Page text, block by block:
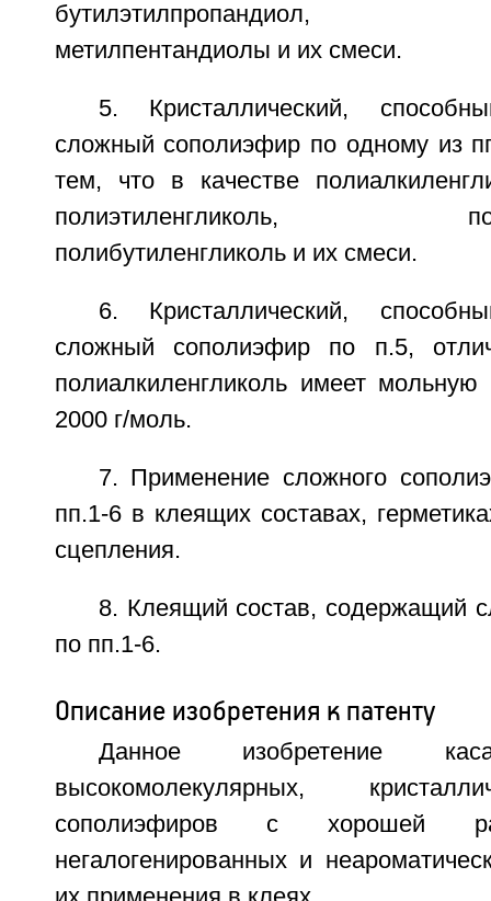
бутилэтилпропандиол,
метилпентандиолы и их смеси.
5. Кристаллический,
сложный сополиэфир по одному из
тем, что в качестве
полиэтиленгликоль,
полибутиленгликоль и их смеси.
6. Кристаллический,
сложный сополиэфир по п.5,
полиалкиленгликоль имеет
2000 г/моль.
7. Применение сложного
пп.1-6 в клеящих составах,
сцепления.
8. Клеящий состав, содержащий
по пп.1-6.
Описание изобретения к патенту
Данное изобретение
высокомолекулярных,
сополиэфиров с хорошей
негалогенированных и